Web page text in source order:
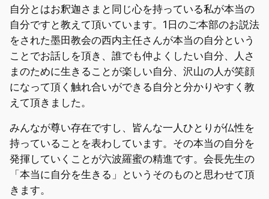
自分とはお釈迦さまと同じ心を持っている私が本当の
自分ですと教えて頂いています。1日のご本部のお説法
をされた墨田教会の西内主任さんが本当の自分という
ことでお話しを頂き、誰でも仲よくしたい自分、人さ
まのために生きることが楽しい自分、沢山の人が笑顔
になって頂く触れ合いができる自分と分かりやすく教
えて頂きました。
みんなが尊い存在ですし、皆んな一人ひとりが仏性を
持っていることを表わしています。その本当の自分を
発揮していくことが六波羅蜜の精進です。会長先生の
「本当に自分を生きる」というそのものと思わせて頂
きます。